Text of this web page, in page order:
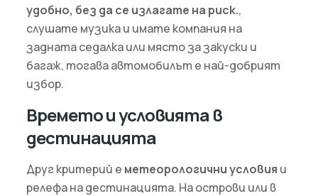
удобно, без да се излагате на риск.,
слушате музика и имате компания на
задната седалка или място за закуски и
багаж, тогава автомобилът е най-добрият
избор.
Времето и условията в
дестинацията
Друг критерий е метеорологични условия и
релефа на дестинацията. На острови или в